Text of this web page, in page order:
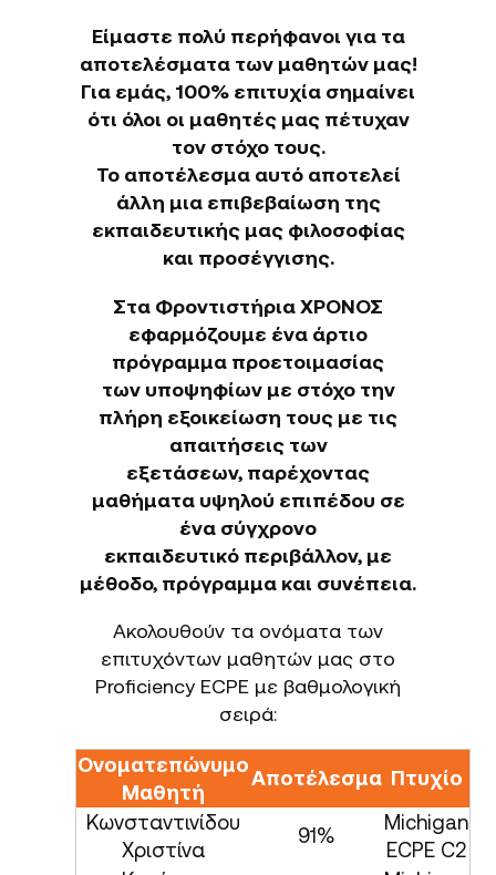
Είμαστε πολύ περήφανοι για τα
αποτελέσματα των μαθητών μας!
Για εμάς, 100% επιτυχία σημαίνει
ότι όλοι οι μαθητές μας πέτυχαν
τον στόχο τους.
Το αποτέλεσμα αυτό αποτελεί
άλλη μια επιβεβαίωση της
εκπαιδευτικής μας φιλοσοφίας
και προσέγγισης.
Στα Φροντιστήρια ΧΡΟΝΟΣ
εφαρμόζουμε ένα άρτιο
πρόγραμμα προετοιμασίας
των υποψηφίων με στόχο την
πλήρη εξοικείωση τους με τις
απαιτήσεις των
εξετάσεων, παρέχοντας
μαθήματα υψηλού επιπέδου σε
ένα σύγχρονο
εκπαιδευτικό περιβάλλον, με
μέθοδο, πρόγραμμα και συνέπεια.
Ακολουθούν τα ονόματα των
επιτυχόντων μαθητών μας στο
Proficiency ECPE με βαθμολογική
σειρά:
Ονοματεπώνυμο
Μαθητή
Αποτέλεσμα Πτυχίο
Κωνσταντινίδου
Χριστίνα
91%
Michigan
ECPE C2